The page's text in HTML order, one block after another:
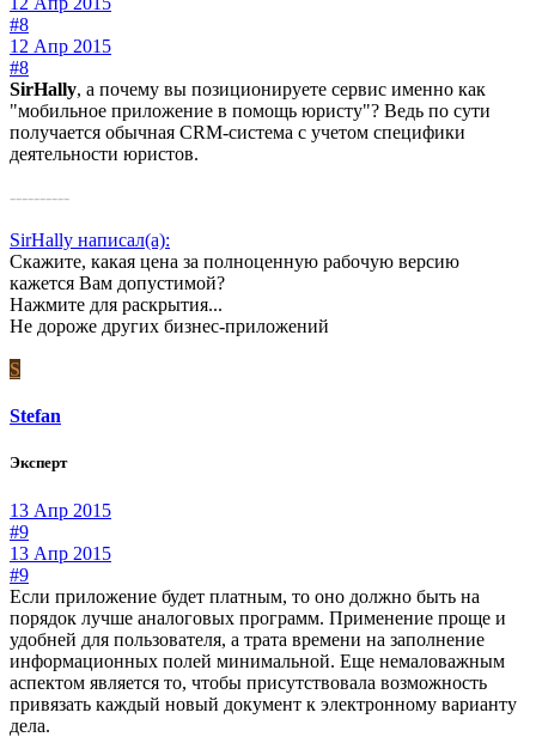
#8
12 Апр 2015
#8
SirHally, а почему вы позиционируете сервис именно как
"мобильное приложение в помощь юристу"? Ведь по сути
получается обычная CRM-система с учетом специфики
деятельности юристов.
----------
SirHally написал(а):
Скажите, какая цена за полноценную рабочую версию
кажется Вам допустимой?
Нажмите для раскрытия...
Не дороже других бизнес-приложений
S
Stefan
Эксперт
13 Апр 2015
#9
13 Апр 2015
#9
Если приложение будет платным, то оно должно быть на
порядок лучше аналоговых программ. Применение проще и
удобней для пользователя, а трата времени на заполнение
информационных полей минимальной. Еще немаловажным
аспектом является то, чтобы присутствовала возможность
привязать каждый новый документ к электронному варианту
дела.